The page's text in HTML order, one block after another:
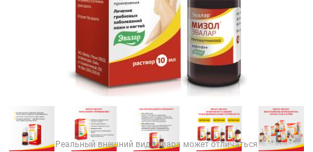
Реальный внешний вид товара может отличаться